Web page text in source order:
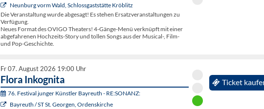
Neunburg vorm Wald, Schlossgaststätte Kröblitz
Die Veranstaltung wurde abgesagt! Es stehen Ersatzveranstaltungen zu
Verfügung.
Neues Format des OVIGO Theaters! 4-Gänge-Menü verknüpft mit einer
abgefahrenen Hochzeits-Story und tollen Songs aus der Musical-, Film-
und Pop-Geschichte.
Fr 07. August 2026 19:00 Uhr
Flora Inkognita
76. Festival junger Künstler Bayreuth - RE:SONANZ:
Bayreuth / ST St. Georgen, Ordenskirche
Ticket